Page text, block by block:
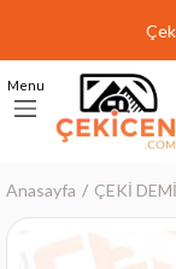
Menu
Anasayfa ÇEKİ